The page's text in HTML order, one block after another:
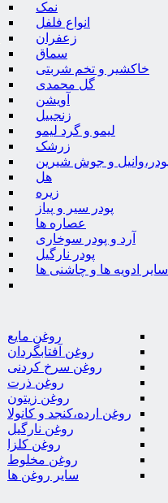
نمک
انواع فلفل
زعفران
سماق
خاکشیر و تخم شربتی
گل محمدی
آویشن
زنجبیل
لیمو و گرد لیمو
زرشک
و جوش شیرین
هل
زیره
پودر سیر و پیاز
عصاره ها
آرد و پودر سوخاری
پودر نارگیل
سایر ادویه ها و چاشنی ها
روغن مایع
روغن آفتابگردان
روغن سرخ کردنی
روغن ذرت
روغن زیتون
روغن ارده،کنجد و کانولا
روغن نارگیل
روغن کلزا
روغن مخلوط
سایر روغن ها